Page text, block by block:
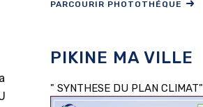
PARCOURIR PHOTOTHÉQUE
PIKINE MA VILLE
" SYNTHESE DU PLAN CLIMAT"